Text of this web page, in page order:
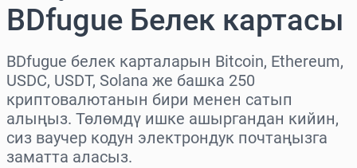
BDfugue Белек картасы
BDfugue белек карталарын Bitcoin, Ethereum,
USDC, USDT, Solana же башка 250
криптовалютанын бири менен сатып
алыңыз. Төлөмдү ишке ашыргандан кийин,
сиз ваучер кодун электрондук почтаңызга
заматта аласыз.